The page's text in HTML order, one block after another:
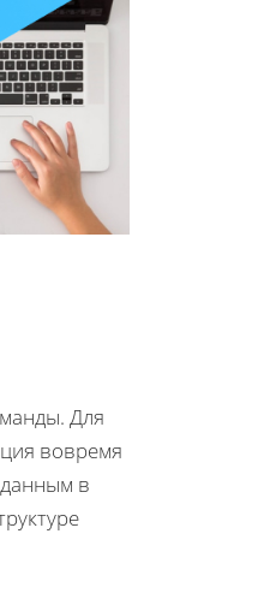
Для
вовремя
в